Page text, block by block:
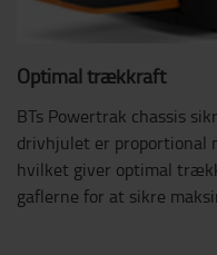
Optimal trækkraft
BTs Powertrak chassis
drivhjulet er proportional
hvilket giver optimal
gaflerne for at sikre